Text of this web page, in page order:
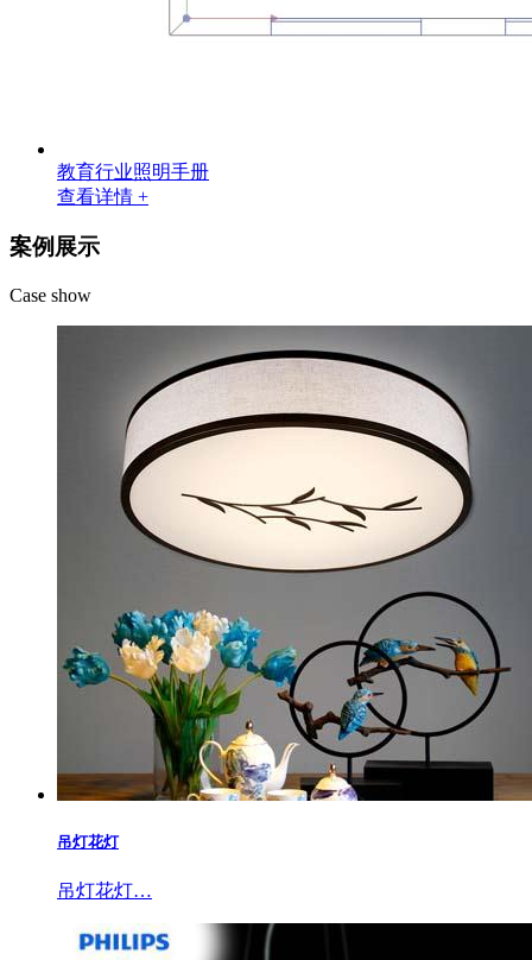
教育行业照明手册
查看详情 +
案例展示
Case show
吊灯花灯
吊灯花灯…